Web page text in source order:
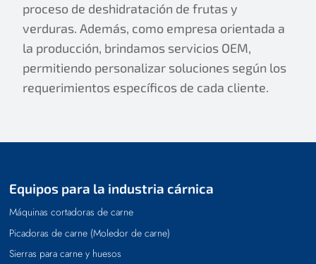
proceso de deshidratación de frutas y
verduras. Además, como empresa orientada a
la producción, brindamos servicios OEM,
permitiendo personalizar soluciones según los
requerimientos específicos de cada cliente.
Equipos para la industria cárnica
Máquinas cortadoras de carne
Picadoras de carne (Moledor de carne)
Sierras para carne y huesos